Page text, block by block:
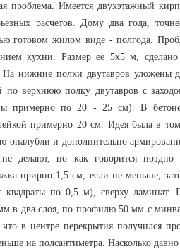
проблема. Имеется двухэтажный
расчетов. Дому два года,
готовом жилом виде - полгода.
кухни. Размер ее 5х5 м,
На нижние полки двутавров
по верхнюю полку двутавров с
примерно по 20 - 25 см). В бетоне
примерно 20 см. Идея была в
опалубли и дополнительно
делают, но как говорится
прирно 1,5 см, если не меньше,
квадраты по 0,5 м), сверху ламинат.
в два слоя, по профилю 50 мм с
в центре перекрытия получился
на полсантиметра. Насколько